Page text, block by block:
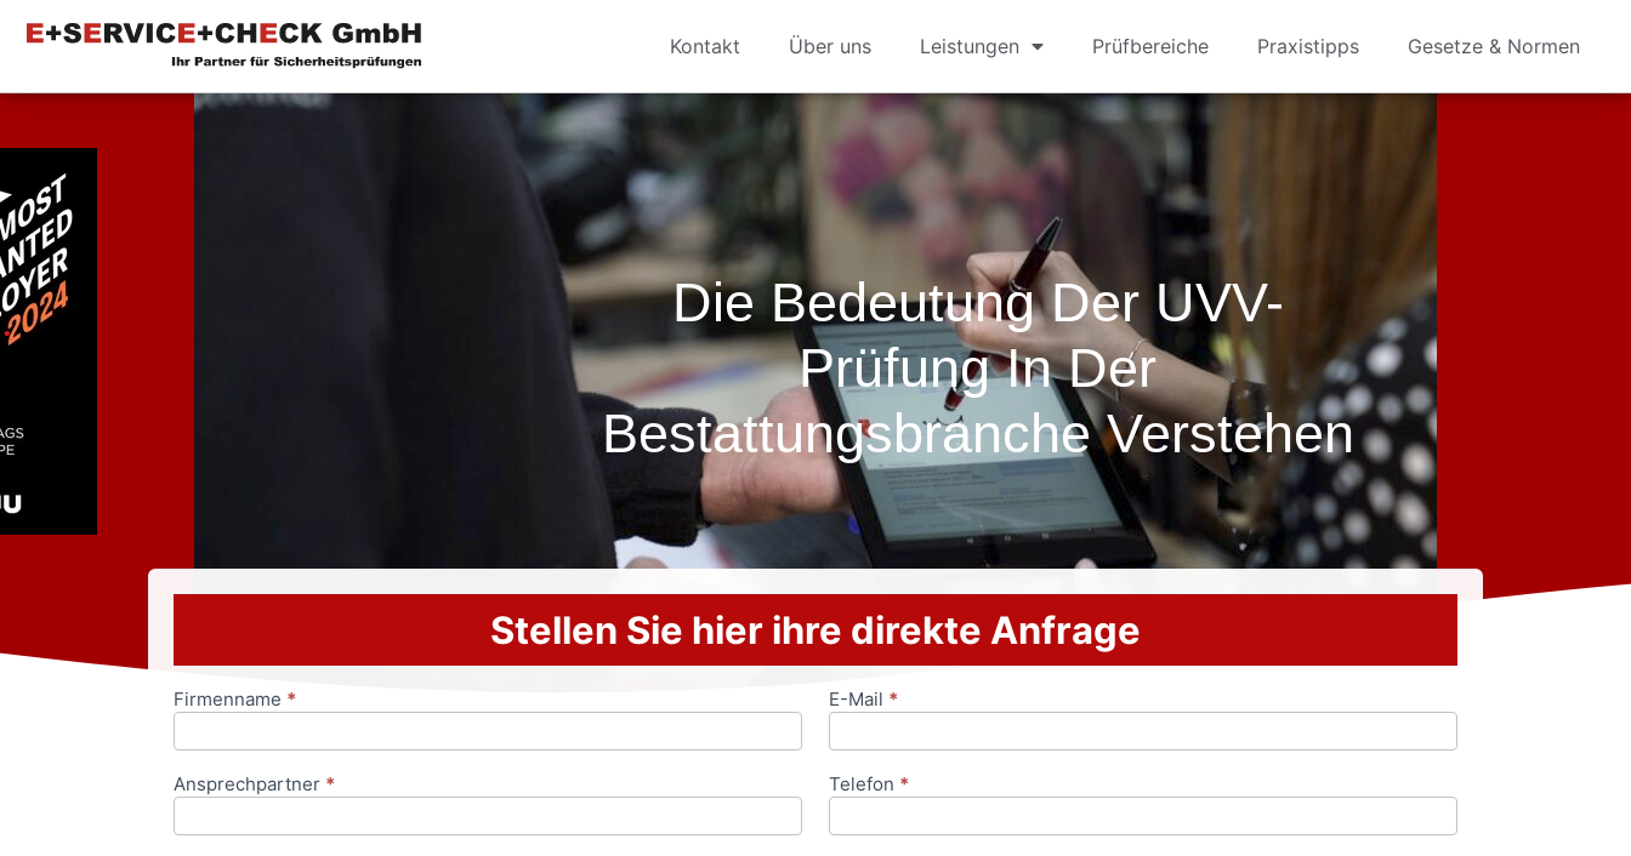
Kontakt Über uns Leistungen Prüfbereiche Praxistipps Gesetze & Normen
Die Bedeutung Der UVV-
Prüfung In Der
Bestattungsbranche Verstehen
Stellen Sie hier ihre direkte Anfrage
Anfrageformular
Firmenname * E-Mail *
Ansprechpartner * Telefon *